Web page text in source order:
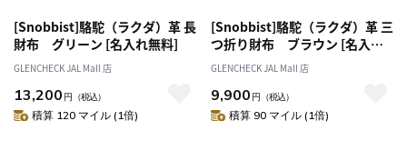
[Snobbist]駱駝（ラクダ）革 長
財布 グリーン [名入れ無料]
GLENCHECK JAL Mall 店
13,200 円 （税込）
積算 120 マイル (1倍)
[Snobbist]駱駝（ラクダ）革 三
つ折り財布 ブラウン [名入れ
無料]
GLENCHECK JAL Mall 店
9,900 円 （税込）
積算 90 マイル (1倍)